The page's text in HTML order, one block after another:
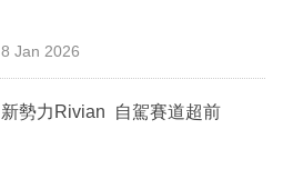
8 Jan 2026
新勢力Rivian 自駕賽道超前